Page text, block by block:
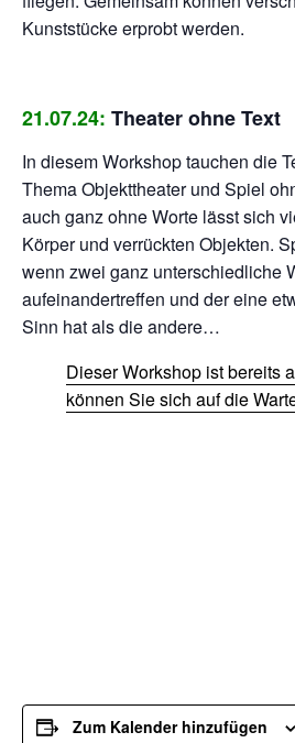
Kunststücke erprobt werden.
21.07.24: Theater ohne Text
In diesem Workshop tauchen die
Thema Objekttheater und Spiel
auch ganz ohne Worte lässt sich
Körper und verrückten Objekten.
wenn zwei ganz unterschiedliche
aufeinandertreffen und der eine
Sinn hat als die andere…
Dieser Workshop ist bereits
können Sie sich auf die
Zum Kalender hinzufügen